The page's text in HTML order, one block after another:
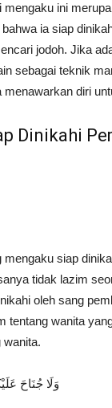
ini
ia siap
jodoh. Jika
sebagai teknik
diri
Dinikahi
siap
tidak lazim
oleh sang
tentang wanita
wanita.
وَلَا جُنَاحَ